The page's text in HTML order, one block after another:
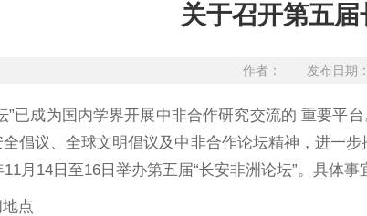
关于召开第五
作者： 发布日期
”已成为国内学界开展中非合作研究交流的 重要平
倡议、全球文明倡议及中非合作论坛精神，进一
月14日至16日举办第五届“长安非洲论坛”。具体事
点